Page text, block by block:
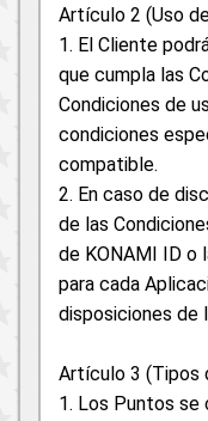
Artículo 2 (Uso
1. El Cliente
que cumpla las
Condiciones de
condiciones
compatible.
2. En caso de
de las
de KONAMI ID o
para cada
disposiciones de
Artículo 3 (Tipos
1. Los Puntos se